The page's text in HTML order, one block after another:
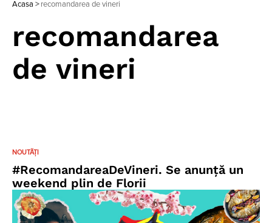
Acasa > recomandarea de vineri
recomandarea
de vineri
NOUTĂȚI
#RecomandareaDeVineri. Se anunță un
weekend plin de Florii